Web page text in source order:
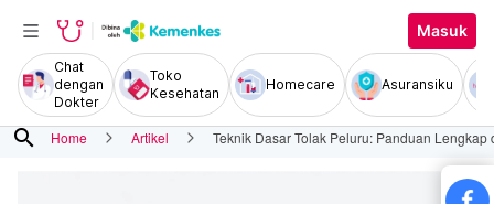
Masuk
Chat
dengan
Dokter
Toko
Kesehatan
Homecare Asuransiku
search Home Artikel Teknik Dasar Tolak Peluru: Panduan Lengkap